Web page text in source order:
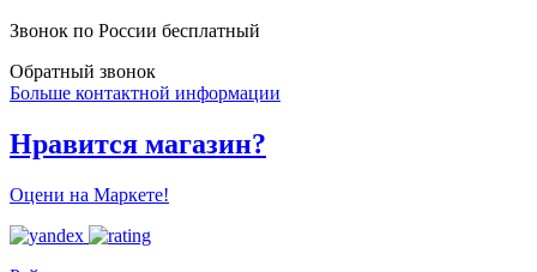
Звонок по России бесплатный
Обратный звонок
Больше контактной информации
Нравится магазин?
Оцени на Маркете!